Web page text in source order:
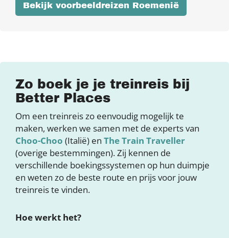
Bekijk voorbeeldreizen Roemenië
Zo boek je je treinreis bij
Better Places
Om een treinreis zo eenvoudig mogelijk te
maken, werken we samen met de experts van
Choo-Choo (Italië) en The Train Traveller
(overige bestemmingen). Zij kennen de
verschillende boekingssystemen op hun duimpje
en weten zo de beste route en prijs voor jouw
treinreis te vinden.
Hoe werkt het?